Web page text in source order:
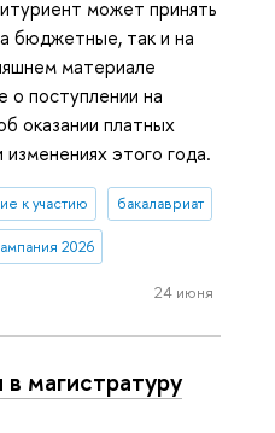
может принять
бюджетные, так и на
материале
о поступлении на
оказании платных
изменениях этого года.
к участию бакалавриат
2026
24 июня
магистратуру